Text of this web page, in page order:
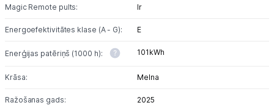
Magic Remote pults: Ir
Energoefektivitātes klase (A - G): E
Enerģijas patēriņš (1000 h): 101kWh
Krāsa: Melna
Ražošanas gads: 2025